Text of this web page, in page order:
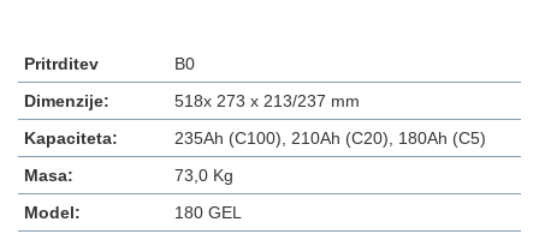
Pritrditev
B0
Dimenzije:
518x 273 x 213/237 mm
Kapaciteta:
235Ah (C100), 210Ah (C20), 180Ah (C5)
Masa:
73,0 Kg
Model:
180 GEL